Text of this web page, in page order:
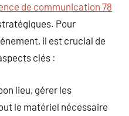
de communication 78
Pour
il est crucial de
clés :
lieu, gérer les
le matériel nécessaire